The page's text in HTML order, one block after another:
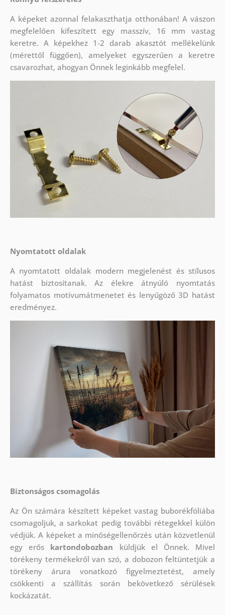
A képeket azonnal felakaszthatja otthonában! A vászon
megfelelően kifeszített egy masszív, 16 mm vastag
keretre. A képekhez 1-2 darab akasztót mellékelünk
(mérettől függően), amelyeket egyszerűen a keretre
csavarozhat, ahogyan Önnek leginkább megfelel.
Nyomtatott oldalak
A nyomtatott oldalak modern megjelenést és stílusos
hatást biztosítanak. Az élekre átnyúló nyomtatás
folyamatos motívumátmenetet és lenyűgöző 3D hatást
eredményez.
Biztonságos csomagolás
Az Ön számára készített képeket vastag buborékfóliába
csomagoljuk, a sarkokat pedig további rétegekkel külön
védjük.A képeket a minőségellenőrzés után közvetlenül
egy erős kartondobozban küldjük el Önnek. Mivel
törékeny termékekről van szó, a dobozon feltüntetjük a
törékeny árura vonatkozó figyelmeztetést, amely
csökkenti a szállítás során bekövetkező sérülések
kockázatát.